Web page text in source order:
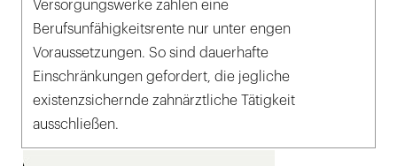
Versorgungswerke zahlen eine
Berufsunfähigkeitsrente nur unter engen
Voraussetzungen. So sind dauerhafte
Einschränkungen gefordert, die jegliche
existenzsichernde zahnärztliche Tätigkeit
ausschließen.